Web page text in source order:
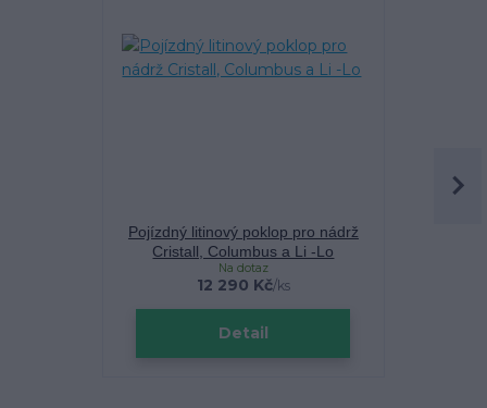
Pojízdný litinový poklop pro nádrž
Cristall, Columbus a Li -Lo
12 290 Kč/ks
Na dotaz
Detail